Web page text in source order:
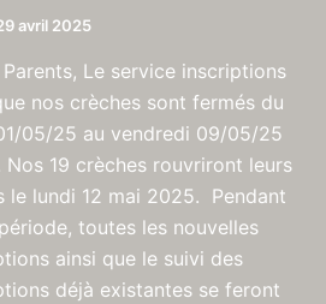
avril 2025
Parents, Le service inscriptions
nos crèches sont fermés du
05/25 au vendredi 09/05/25
Nos 19 crèches rouvriront leurs
le lundi 12 mai 2025. Pendant
toutes les nouvelles
ainsi que le suivi des
déjà existantes se feront